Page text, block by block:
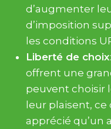
d’augmenter
d’imposition
les conditions
Liberté de choix
offrent une
peuvent choisir
leur plaisent,
apprécié qu’un